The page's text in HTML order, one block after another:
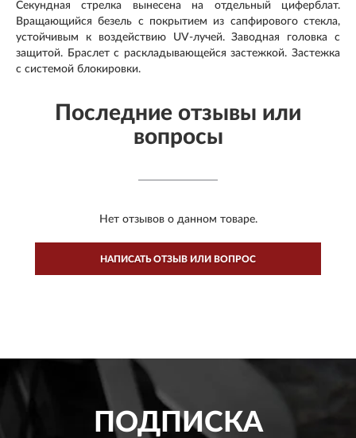
Секундная стрелка вынесена на отдельный циферблат.
Вращающийся безель с покрытием из сапфирового стекла,
устойчивым к воздействию UV-лучей. Заводная головка с
защитой. Браслет с раскладывающейся застежкой. Застежка
с системой блокировки.
Последние отзывы или
вопросы
Нет отзывов о данном товаре.
НАПИСАТЬ ОТЗЫВ ИЛИ ВОПРОС
ПОДПИСКА